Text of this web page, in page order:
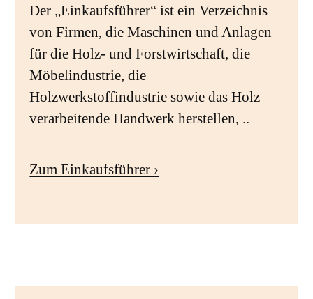
Der „Einkaufsführer“ ist ein Verzeichnis
von Firmen, die Maschinen und Anlagen
für die Holz- und Forstwirtschaft, die
Möbelindustrie, die
Holzwerkstoffindustrie sowie das Holz
verarbeitende Handwerk herstellen, ..
Zum Einkaufsführer ›